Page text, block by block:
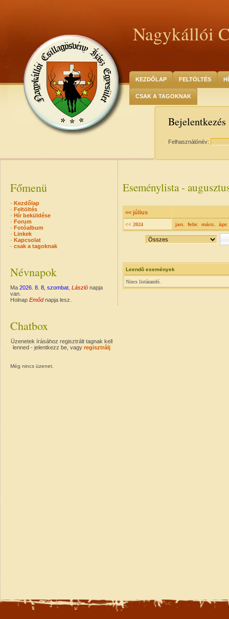
Nagykállói
KEZDŐLAP FELTÖLTÉS
CSAK A TAGOKNAK
Bejelentkezés
Felhasználónév:
Főmenü
· Kezdőlap
· Feltöltés
· Hír beküldése
· Forum
· Fotóalbum
· Linkek
· Kapcsolat
· csak a tagoknak
Névnapok
Ma 2026. 8. 8, szombat László napja
van.
Holnap Emődnapja lesz.
Chatbox
Üzenetek írásához regisztrált tagnak kell
lenned - jelentkezz be, vagy regisztrálj
Még nincs üzenet.
Eseménylista -
<< július
<< 2024 jan. febr. márc. ápr.
Leendõ események
Nincs listázandó.